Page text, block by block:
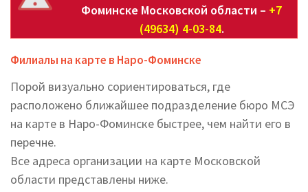
Фоминске Московской области – +7
(49634) 4-03-84.
Филиалы на карте в Наро-Фоминске
Порой визуально сориентироваться, где
расположено ближайшее подразделение бюро МСЭ
на карте в Наро-Фоминске быстрее, чем найти его в
перечне.
Все адреса организации на карте Московской
области представлены ниже.